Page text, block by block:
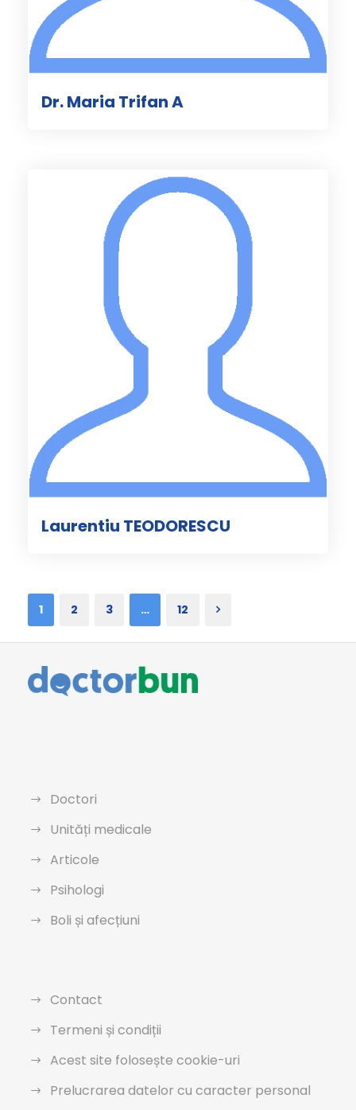
Dr. Maria Trifan A
Laurentiu TEODORESCU
1 2 3 … 12
Doctori
Unități medicale
Articole
Psihologi
Boli și afecțiuni
Contact
Termeni și condiții
Acest site folosește cookie-uri
Prelucrarea datelor cu caracter personal